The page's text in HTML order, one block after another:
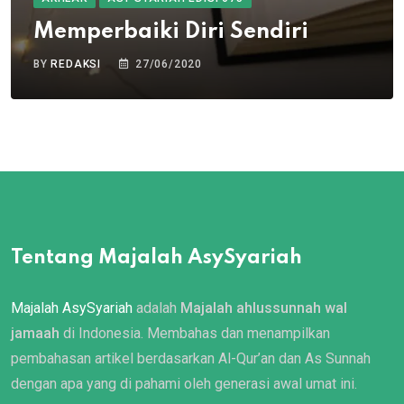
Memperbaiki Diri Sendiri
BYREDAKSI 27/06/2020
Tentang Majalah AsySyariah
Majalah AsySyariah adalah Majalah ahlussunnah wal
jamaah di Indonesia. Membahas dan menampilkan
pembahasan artikel berdasarkan Al-Qur’an dan As Sunnah
dengan apa yang di pahami oleh generasi awal umat ini.